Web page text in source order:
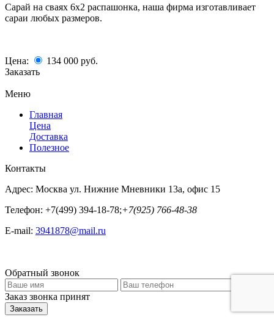
Сарай на сваях 6х2 распашонка, наша фирма изготавливает
сараи любых размеров.
Цена: 134 000 руб.
Заказать
Меню
Главная
Цена
Доставка
Полезное
Контакты
Адрес: Москва ул. Нижние Мневники 13а, офис 15
Телефон: +7(499) 394-18-78;+7(925) 766-48-38
E-mail: 3941878@mail.ru
Обратный звонок
Заказ звонка принят
Заказать